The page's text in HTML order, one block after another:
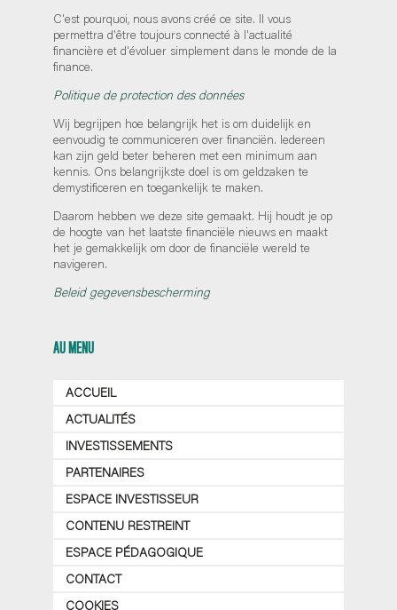
C'est pourquoi, nous avons créé ce site. Il vous
permettra d'être toujours connecté à l'actualité
financière et d'évoluer simplement dans le monde de la
finance.
Politique de protection des données
Wij begrijpen hoe belangrijk het is om duidelijk en
eenvoudig te communiceren over financiën. Iedereen
kan zijn geld beter beheren met een minimum aan
kennis. Ons belangrijkste doel is om geldzaken te
demystificeren en toegankelijk te maken.
Daarom hebben we deze site gemaakt. Hij houdt je op
de hoogte van het laatste financiële nieuws en maakt
het je gemakkelijk om door de financiële wereld te
navigeren.
Beleid gegevensbescherming
AU MENU
ACCUEIL
ACTUALITÉS
INVESTISSEMENTS
PARTENAIRES
ESPACE INVESTISSEUR
CONTENU RESTREINT
ESPACE PÉDAGOGIQUE
CONTACT
COOKIES